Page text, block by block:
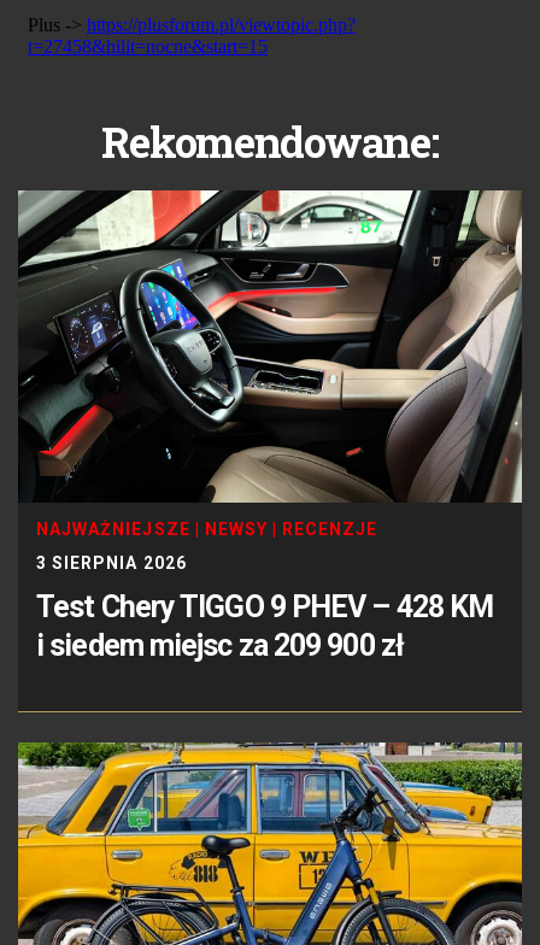
Rekomendowane:
NAJWAŻNIEJSZE NEWSY
RECENZJE
3 SIERPNIA 2026
Test Chery TIGGO 9 PHEV – 428 KM
i siedem miejsc za 209 900 zł